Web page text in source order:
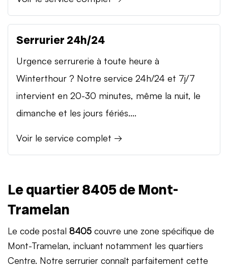
Serrurier 24h/24
Urgence serrurerie à toute heure à
Winterthour ? Notre service 24h/24 et 7j/7
intervient en 20-30 minutes, même la nuit, le
dimanche et les jours fériés....
Voir le service complet →
Le quartier 8405 de Mont-
Tramelan
Le code postal 8405 couvre une zone spécifique de
Mont-Tramelan, incluant notamment les quartiers
Centre. Notre serrurier connaît parfaitement cette